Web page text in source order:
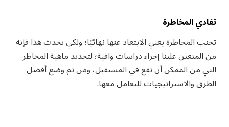
تفادي المخاطرة
تجنب المخاطرة يعني الابتعاد عنها نهائيًا؛ ولكي يحدث هذا فإنه
من المتعين علينا إجراء دراسات وافية؛ لتحديد ماهية المخاطر
التي من الممكن أن تقع في المستقبل، ومن ثم وضع أفضل
الطرق والاستراتيجيات للتعامل معها.